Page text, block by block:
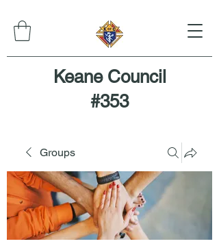
Keane Council
#353
Groups